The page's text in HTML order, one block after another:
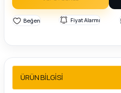
Sedan
Parça
Fiyat Alarmı
ÜRÜN BİLGİSİ